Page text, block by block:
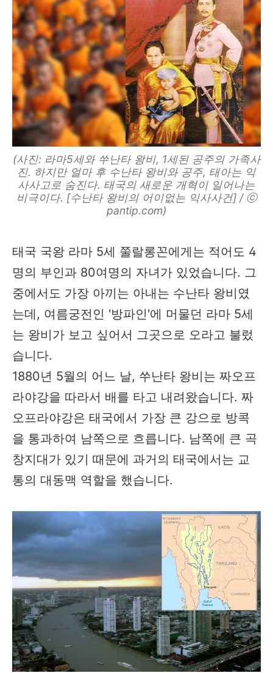
(사진: 라마5세와 쑤난타 왕비, 1세된 공주의 가족사
진. 하지만 얼마 후 수난타 왕비와 공주, 태아는 익
사사고로 숨진다. 태국의 새로운 개혁이 일어나는
비극이다. [수난타 왕비의 어이없는 익사사건] / ⓒ
pantip.com)
태국 국왕 라마 5세 쭐랄롱꼰에게는 적어도 4
명의 부인과 80여명의 자녀가 있었습니다. 그
중에서도 가장 아끼는 아내는 수난타 왕비였
는데, 여름궁전인 '방파인'에 머물던 라마 5세
는 왕비가 보고 싶어서 그곳으로 오라고 불렀
습니다.
1880년 5월의 어느 날, 쑤난타 왕비는 짜오프
라야강을 따라서 배를 타고 내려왔습니다. 짜
오프라야강은 태국에서 가장 큰 강으로 방콕
을 통과하여 남쪽으로 흐릅니다. 남쪽에 큰 곡
창지대가 있기 때문에 과거의 태국에서는 교
통의 대동맥 역할을 했습니다.